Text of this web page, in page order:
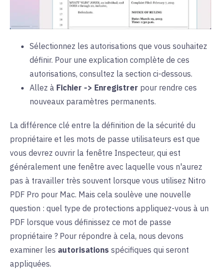
Sélectionnez les autorisations que vous souhaitez
définir. Pour une explication complète de ces
autorisations, consultez la section ci-dessous.
Allez à Fichier -> Enregistrer pour rendre ces
nouveaux paramètres permanents.
La différence clé entre la définition de la sécurité du
propriétaire et les mots de passe utilisateurs est que
vous devrez ouvrir la fenêtre Inspecteur, qui est
généralement une fenêtre avec laquelle vous n'aurez
pas à travailler très souvent lorsque vous utilisez Nitro
PDF Pro pour Mac. Mais cela soulève une nouvelle
question : quel type de protections appliquez-vous à un
PDF lorsque vous définissez ce mot de passe
propriétaire ? Pour répondre à cela, nous devons
examiner les autorisations spécifiques qui seront
appliquées.